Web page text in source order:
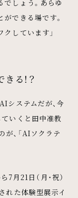
でしょう。あらゆ
できる場です。
しています」
る！？
システムだが、今
いくと田中准教
、「AIソクラテ
月21日（月・祝）
れた体験型展示イ